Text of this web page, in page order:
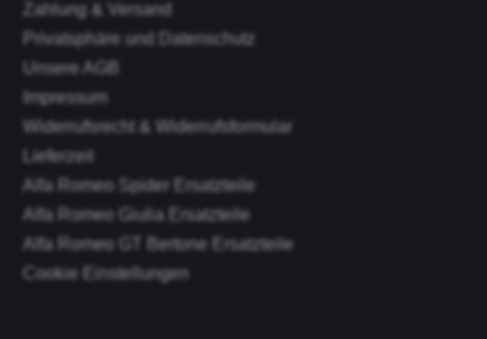
Zahlung & Versand
Privatsphäre und Datenschutz
Unsere AGB
Impressum
Widerrufsrecht & Widerrufsformular
Lieferzeit
Alfa Romeo Spider Ersatzteile
Alfa Romeo Giulia Ersatzteile
Alfa Romeo GT Bertone Ersatzteile
Cookie Einstellungen